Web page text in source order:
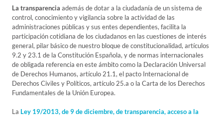
La transparencia además de dotar a la ciudadanía de un sistema de
control, conocimiento y vigilancia sobre la actividad de las
administraciones públicas y sus entes dependientes, facilita la
participación cotidiana de los ciudadanos en las cuestiones de interés
general, pilar básico de nuestro bloque de constitucionalidad, artículos
9.2 y 23.1 de la Constitución Española, y de normas internacionales
de obligada referencia en este ámbito como la Declaración Universal
de Derechos Humanos, artículo 21.1, el pacto Internacional de
Derechos Civiles y Políticos, artículo 25.a o la Carta de los Derechos
Fundamentales de la Unión Europea.
La Ley 19/2013, de 9 de diciembre, de transparencia, acceso a la